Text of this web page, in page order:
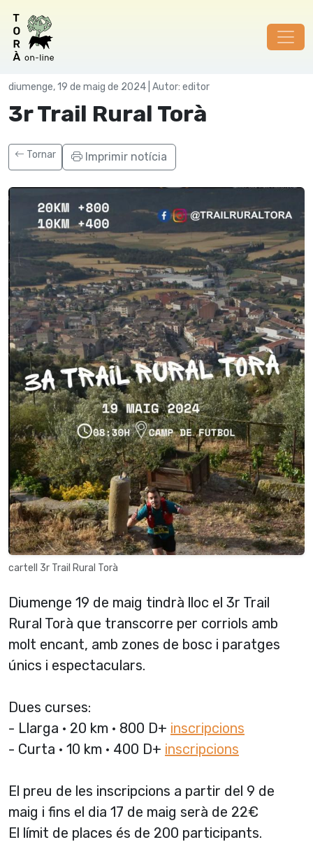
diumenge, 19 de maig de 2024 | Autor: editor
3r Trail Rural Torà
Tornar Imprimir notícia
cartell 3r Trail Rural Torà
Diumenge 19 de maig tindrà lloc el 3r Trail
Rural Torà que transcorre per corriols amb
molt encant, amb zones de bosc i paratges
únics i espectaculars.
Dues curses:
- Llarga · 20 km · 800 D+ inscripcions
- Curta · 10 km · 400 D+ inscripcions
El preu de les inscripcions a partir del 9 de
maig i fins el dia 17 de maig serà de 22€
El límit de places és de 200 participants.